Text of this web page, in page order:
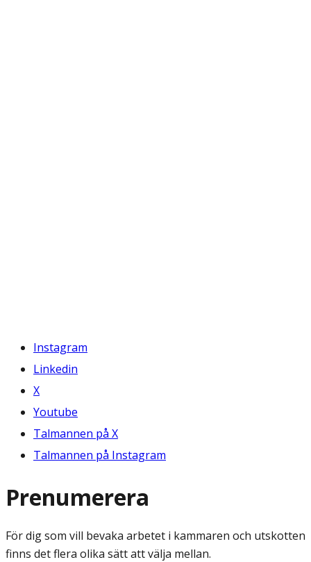
Instagram
Linkedin
X
Youtube
Talmannen på X
Talmannen på Instagram
Prenumerera
För dig som vill bevaka arbetet i kammaren och utskotten
finns det flera olika sätt att välja mellan.